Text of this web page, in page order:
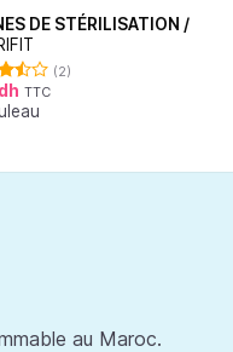
DE STÉRILISATION /
(2)
dh TTC
au Maroc.